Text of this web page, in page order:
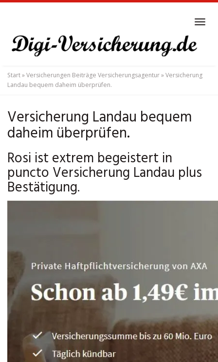
main
content
Start»Versicherungen Beiträge Versicherungsagentur»Versicherung
Landau bequem daheim überprüfen.
Versicherung Landau bequem
daheim überprüfen.
Rosi ist extrem begeistert in
puncto Versicherung Landau plus
Bestätigung.